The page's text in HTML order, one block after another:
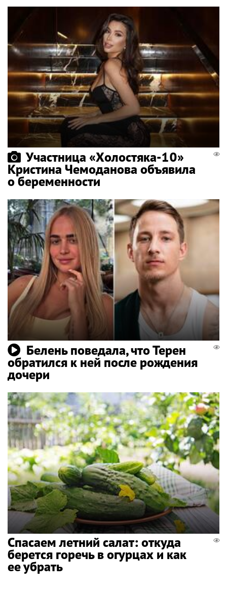
Участница «Холостяка-10»
Кристина Чемоданова объявила
о беременности
Белень поведала, что Терен
обратился к ней после рождения
дочери
Спасаем летний салат: откуда
берется горечь в огурцах и как
ее убрать